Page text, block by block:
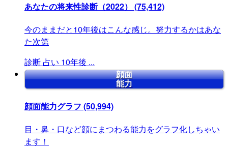
あなたの将来性診断（2022） (75,412)
今のままだと10年後はこんな感じ。努力するかはあな
た次第
診断 占い 10年後 ...
顔面
能力
顔面能力グラフ (50,994)
目・鼻・口など顔にまつわる能力をグラフ化しちゃい
ます！